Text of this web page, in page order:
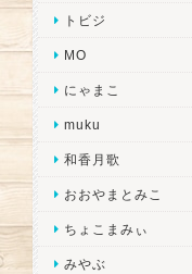
トビジ
MO
にゃまこ
muku
和香月歌
おおやまとみこ
ちょこまみぃ
みやぶ